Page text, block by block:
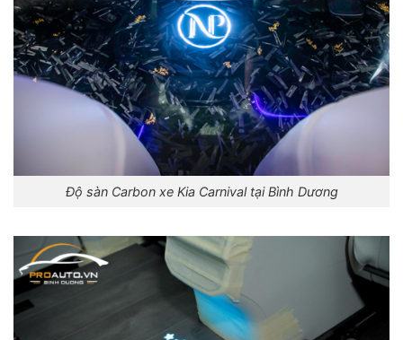
Độ sàn Carbon xe Kia Carnival tại Bình Dương